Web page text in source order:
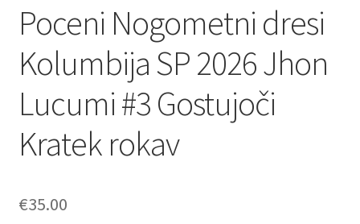
Poceni Nogometni dresi
Kolumbija SP 2026 Jhon
Lucumi #3 Gostujoči
Kratek rokav
€35.00